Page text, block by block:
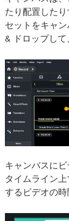
たり配置した
セットをキャ
& ドロップして
キャンバスにビ
タイムライン
するビデオの時